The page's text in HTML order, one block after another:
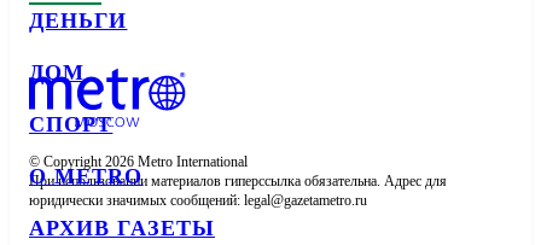
ДЕНЬГИ
ДОМ
СПОРТ
О METRO
АРХИВ ГАЗЕТЫ
© Copyright 2026 Metro International
При использовании материалов гиперссылка обязательна. Адрес для
юридически значимых сообщений: